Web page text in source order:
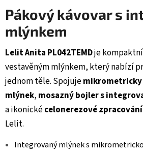
Pákový kávovar s
mlýnkem
Lelit Anita PL042TEMDje
vestavěným mlýnkem, který nabízí
jednom těle. Spojuje
mlýnek, mosazný bojler s
a ikonickécelonerezové zpracování
Lelit.
Integrovaný mlýnek s